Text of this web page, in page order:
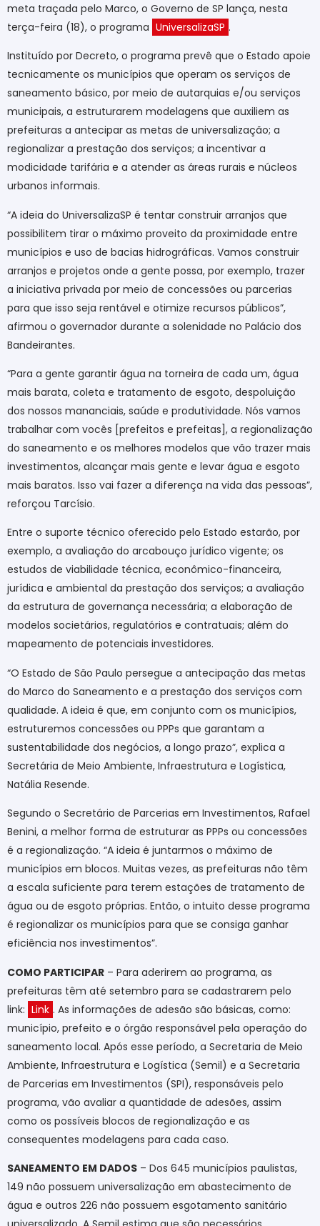
meta traçada pelo Marco, o Governo de SP lança, nesta
terça-feira (18), o programa UniversalizaSP .
Instituído por Decreto, o programa prevê que o Estado apoie
tecnicamente os municípios que operam os serviços de
saneamento básico, por meio de autarquias e/ou serviços
municipais, a estruturarem modelagens que auxiliem as
prefeituras a antecipar as metas de universalização; a
regionalizar a prestação dos serviços; a incentivar a
modicidade tarifária e a atender as áreas rurais e núcleos
urbanos informais.
“A ideia do UniversalizaSP é tentar construir arranjos que
possibilitem tirar o máximo proveito da proximidade entre
municípios e uso de bacias hidrográficas. Vamos construir
arranjos e projetos onde a gente possa, por exemplo, trazer
a iniciativa privada por meio de concessões ou parcerias
para que isso seja rentável e otimize recursos públicos”,
afirmou o governador durante a solenidade no Palácio dos
Bandeirantes.
“Para a gente garantir água na torneira de cada um, água
mais barata, coleta e tratamento de esgoto, despoluição
dos nossos mananciais, saúde e produtividade. Nós vamos
trabalhar com vocês [prefeitos e prefeitas], a regionalização
do saneamento e os melhores modelos que vão trazer mais
investimentos, alcançar mais gente e levar água e esgoto
mais baratos. Isso vai fazer a diferença na vida das pessoas”,
reforçou Tarcísio.
Entre o suporte técnico oferecido pelo Estado estarão, por
exemplo, a avaliação do arcabouço jurídico vigente; os
estudos de viabilidade técnica, econômico-financeira,
jurídica e ambiental da prestação dos serviços; a avaliação
da estrutura de governança necessária; a elaboração de
modelos societários, regulatórios e contratuais; além do
mapeamento de potenciais investidores.
“O Estado de São Paulo persegue a antecipação das metas
do Marco do Saneamento e a prestação dos serviços com
qualidade. A ideia é que, em conjunto com os municípios,
estruturemos concessões ou PPPs que garantam a
sustentabilidade dos negócios, a longo prazo”, explica a
Secretária de Meio Ambiente, Infraestrutura e Logística,
Natália Resende.
Segundo o Secretário de Parcerias em Investimentos, Rafael
Benini, a melhor forma de estruturar as PPPs ou concessões
é a regionalização. “A ideia é juntarmos o máximo de
municípios em blocos. Muitas vezes, as prefeituras não têm
a escala suficiente para terem estações de tratamento de
água ou de esgoto próprias. Então, o intuito desse programa
é regionalizar os municípios para que se consiga ganhar
eficiência nos investimentos”.
COMO PARTICIPAR – Para aderirem ao programa, as
prefeituras têm até setembro para se cadastrarem pelo
link: Link . As informações de adesão são básicas, como:
município, prefeito e o órgão responsável pela operação do
saneamento local. Após esse período, a Secretaria de Meio
Ambiente, Infraestrutura e Logística (Semil) e a Secretaria
de Parcerias em Investimentos (SPI), responsáveis pelo
programa, vão avaliar a quantidade de adesões, assim
como os possíveis blocos de regionalização e as
consequentes modelagens para cada caso.
SANEAMENTO EM DADOS – Dos 645 municípios paulistas,
149 não possuem universalização em abastecimento de
água e outros 226 não possuem esgotamento sanitário